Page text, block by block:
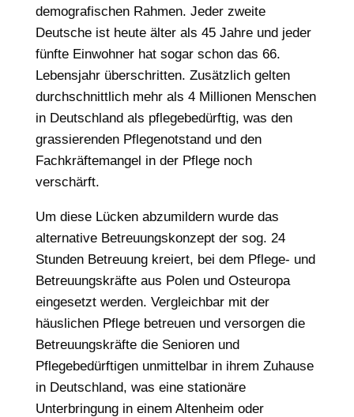
demografischen Rahmen. Jeder zweite
Deutsche ist heute älter als 45 Jahre und jeder
fünfte Einwohner hat sogar schon das 66.
Lebensjahr überschritten. Zusätzlich gelten
durchschnittlich mehr als 4 Millionen Menschen
in Deutschland als pflegebedürftig, was den
grassierenden Pflegenotstand und den
Fachkräftemangel in der Pflege noch
verschärft.
Um diese Lücken abzumildern wurde das
alternative Betreuungskonzept der sog. 24
Stunden Betreuung kreiert, bei dem Pflege- und
Betreuungskräfte aus Polen und Osteuropa
eingesetzt werden. Vergleichbar mit der
häuslichen Pflege betreuen und versorgen die
Betreuungskräfte die Senioren und
Pflegebedürftigen unmittelbar in ihrem Zuhause
in Deutschland, was eine stationäre
Unterbringung in einem Altenheim oder